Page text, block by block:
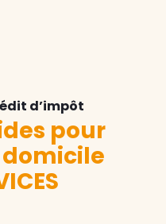
d’impôt
pour
domicile